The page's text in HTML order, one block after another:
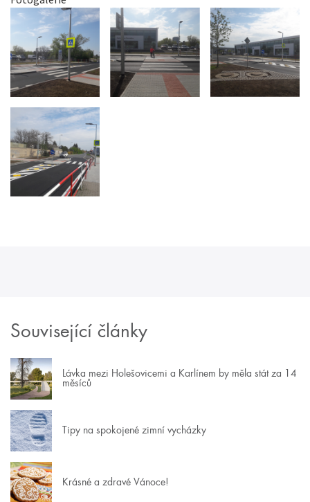
Související články
Lávka mezi Holešovicemi a Karlínem by měla stát za 14
měsíců
Tipy na spokojené zimní vycházky
Krásné a zdravé Vánoce!